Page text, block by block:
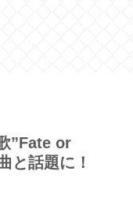
”Fate or
と話題に！